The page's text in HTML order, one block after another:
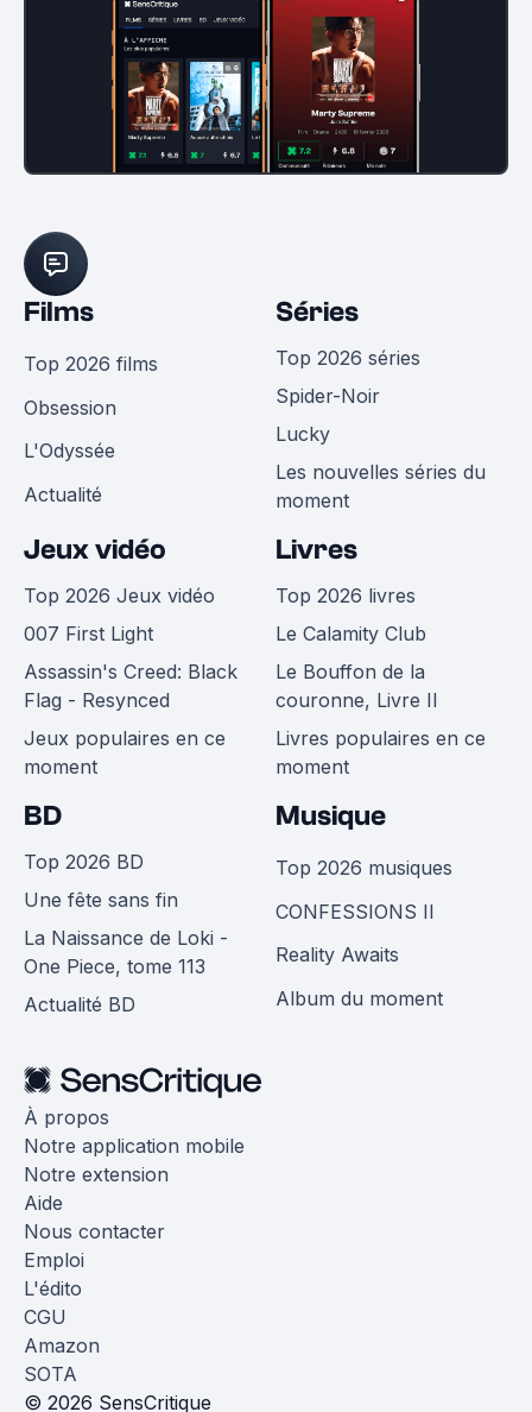
Films
Top 2026 films
Obsession
L'Odyssée
Actualité
Séries
Top 2026 séries
Spider-Noir
Lucky
Les nouvelles séries du
moment
Jeux vidéo
Top 2026 Jeux vidéo
007 First Light
Assassin's Creed: Black
Flag - Resynced
Jeux populaires en ce
moment
Livres
Top 2026 livres
Le Calamity Club
Le Bouffon de la
couronne, Livre II
Livres populaires en ce
moment
BD
Top 2026 BD
Une fête sans fin
La Naissance de Loki -
One Piece, tome 113
Actualité BD
Musique
Top 2026 musiques
CONFESSIONS II
Reality Awaits
Album du moment
À propos
Notre application mobile
Notre extension
Aide
Nous contacter
Emploi
L'édito
CGU
Amazon
SOTA
© 2026 SensCritique